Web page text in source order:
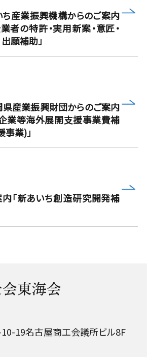
産業振興機構からのご案内
者の特許・実用新案・意匠・
願補助」
産業振興財団からのご案内
業等海外展開支援事業費補
業)」
「新あいち創造研究開発補
東海会
19名古屋商工会議所ビル8F